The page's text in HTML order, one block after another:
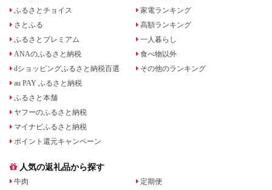
ふるさとチョイス
さとふる
ふるさとプレミアム
ANAのふるさと納税
dショッピングふるさと納税百選
au PAY ふるさと納税
ふるさと本舗
ヤフーのふるさと納税
マイナビふるさと納税
ポイント還元キャンペーン
家電ランキング
高額ランキング
一人暮らし
食べ物以外
その他のランキング
人気の返礼品から探す
牛肉
定期便